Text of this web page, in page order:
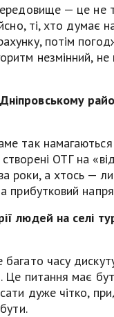
— це не
ті, хто
потім
незмінний,
так намагаються
ОТГ на
а хтось —
прибутковий
людей на селі
часу
Це питання має
дуже чітко,